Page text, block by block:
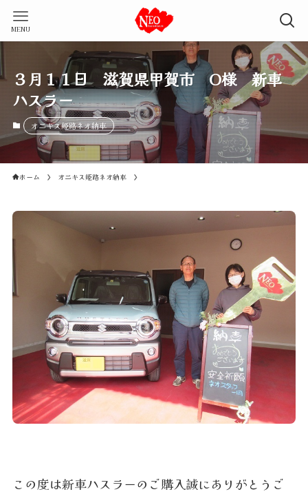
MENU
３月１１日 滋賀県甲賀市 O様 新車
ハスラー
オニキス姫路ネオ納車
ホーム オニキス姫路ネオ納車
この度は新車ハスラーのご購入誠にありがとうご